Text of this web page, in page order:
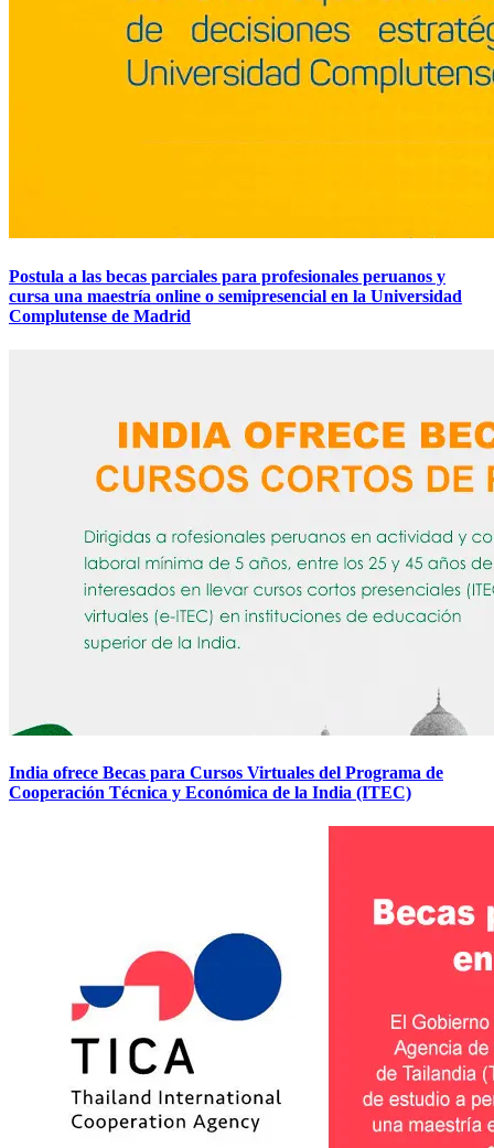
Postula a las becas parciales para profesionales peruanos y
cursa una maestría online o semipresencial en la Universidad
Complutense de Madrid
India ofrece Becas para Cursos Virtuales del Programa de
Cooperación Técnica y Económica de la India (ITEC)